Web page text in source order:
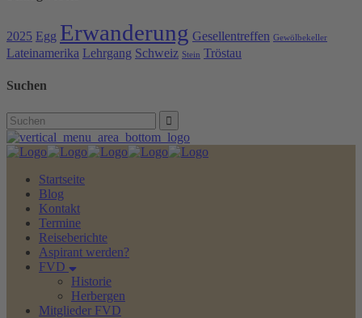
2025 Egg Erwanderung Gesellentreffen Gewölbekeller
Lateinamerika Lehrgang Schweiz Stein Tröstau
Suchen
Search
for:
Startseite
Blog
Kontakt
Termine
Reiseberichte
Aspirant werden?
FVD
Historie
Herbergen
Mitglieder FVD